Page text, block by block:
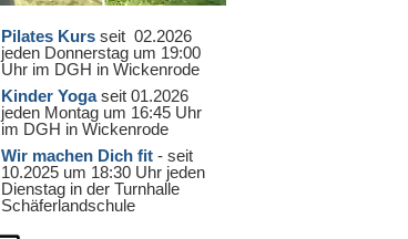
Pilates Kurs seit 02.2026
jeden Donnerstag um 19:00
Uhr im DGH in Wickenrode
Kinder Yogaseit 01.2026
jeden Montag um 16:45 Uhr
im DGH in Wickenrode
Wir machen Dich fit - seit
10.2025 um 18:30 Uhr jeden
Dienstag in der Turnhalle
Schäferlandschule